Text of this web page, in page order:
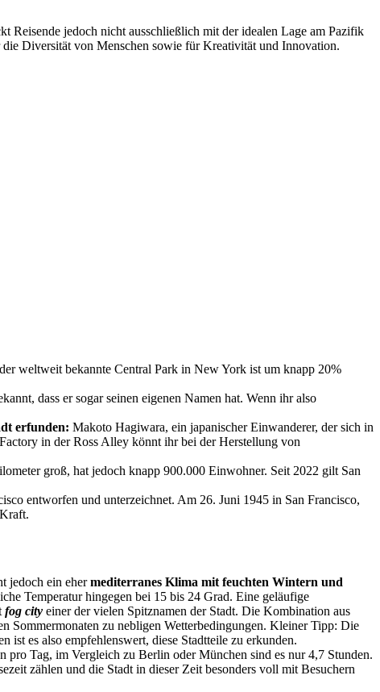
Reisende jedoch nicht ausschließlich mit der idealen Lage am Pazifik
Diversität von Menschen sowie für Kreativität und Innovation.
weltweit bekannte Central Park in New York ist um knapp 20%
dass er sogar seinen eigenen Namen hat. Wenn ihr also
erfunden: Makoto Hagiwara, ein japanischer Einwanderer, der sich in
in der Ross Alley könnt ihr bei der Herstellung von
groß, hat jedoch knapp 900.000 Einwohner. Seit 2022 gilt San
entworfen und unterzeichnet. Am 26. Juni 1945 in San Francisco,
jedoch ein ehermediterranes Klima mit feuchten Wintern und
Temperatur hingegen bei 15 bis 24 Grad. Eine geläufige
fog city einer der vielen Spitznamen der Stadt. Die Kombination aus
Sommermonaten zu nebligen Wetterbedingungen. Kleiner Tipp: Die
ist es also empfehlenswert, diese Stadtteile zu erkunden.
pro Tag, im Vergleich zu Berlin oder München sind es nur 4,7 Stunden.
zählen und die Stadt in dieser Zeit besonders voll mit Besuchern